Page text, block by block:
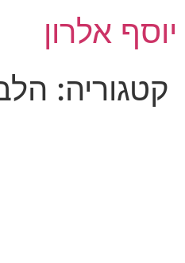
לתוכן
יוסף אלרון
קטגוריה: